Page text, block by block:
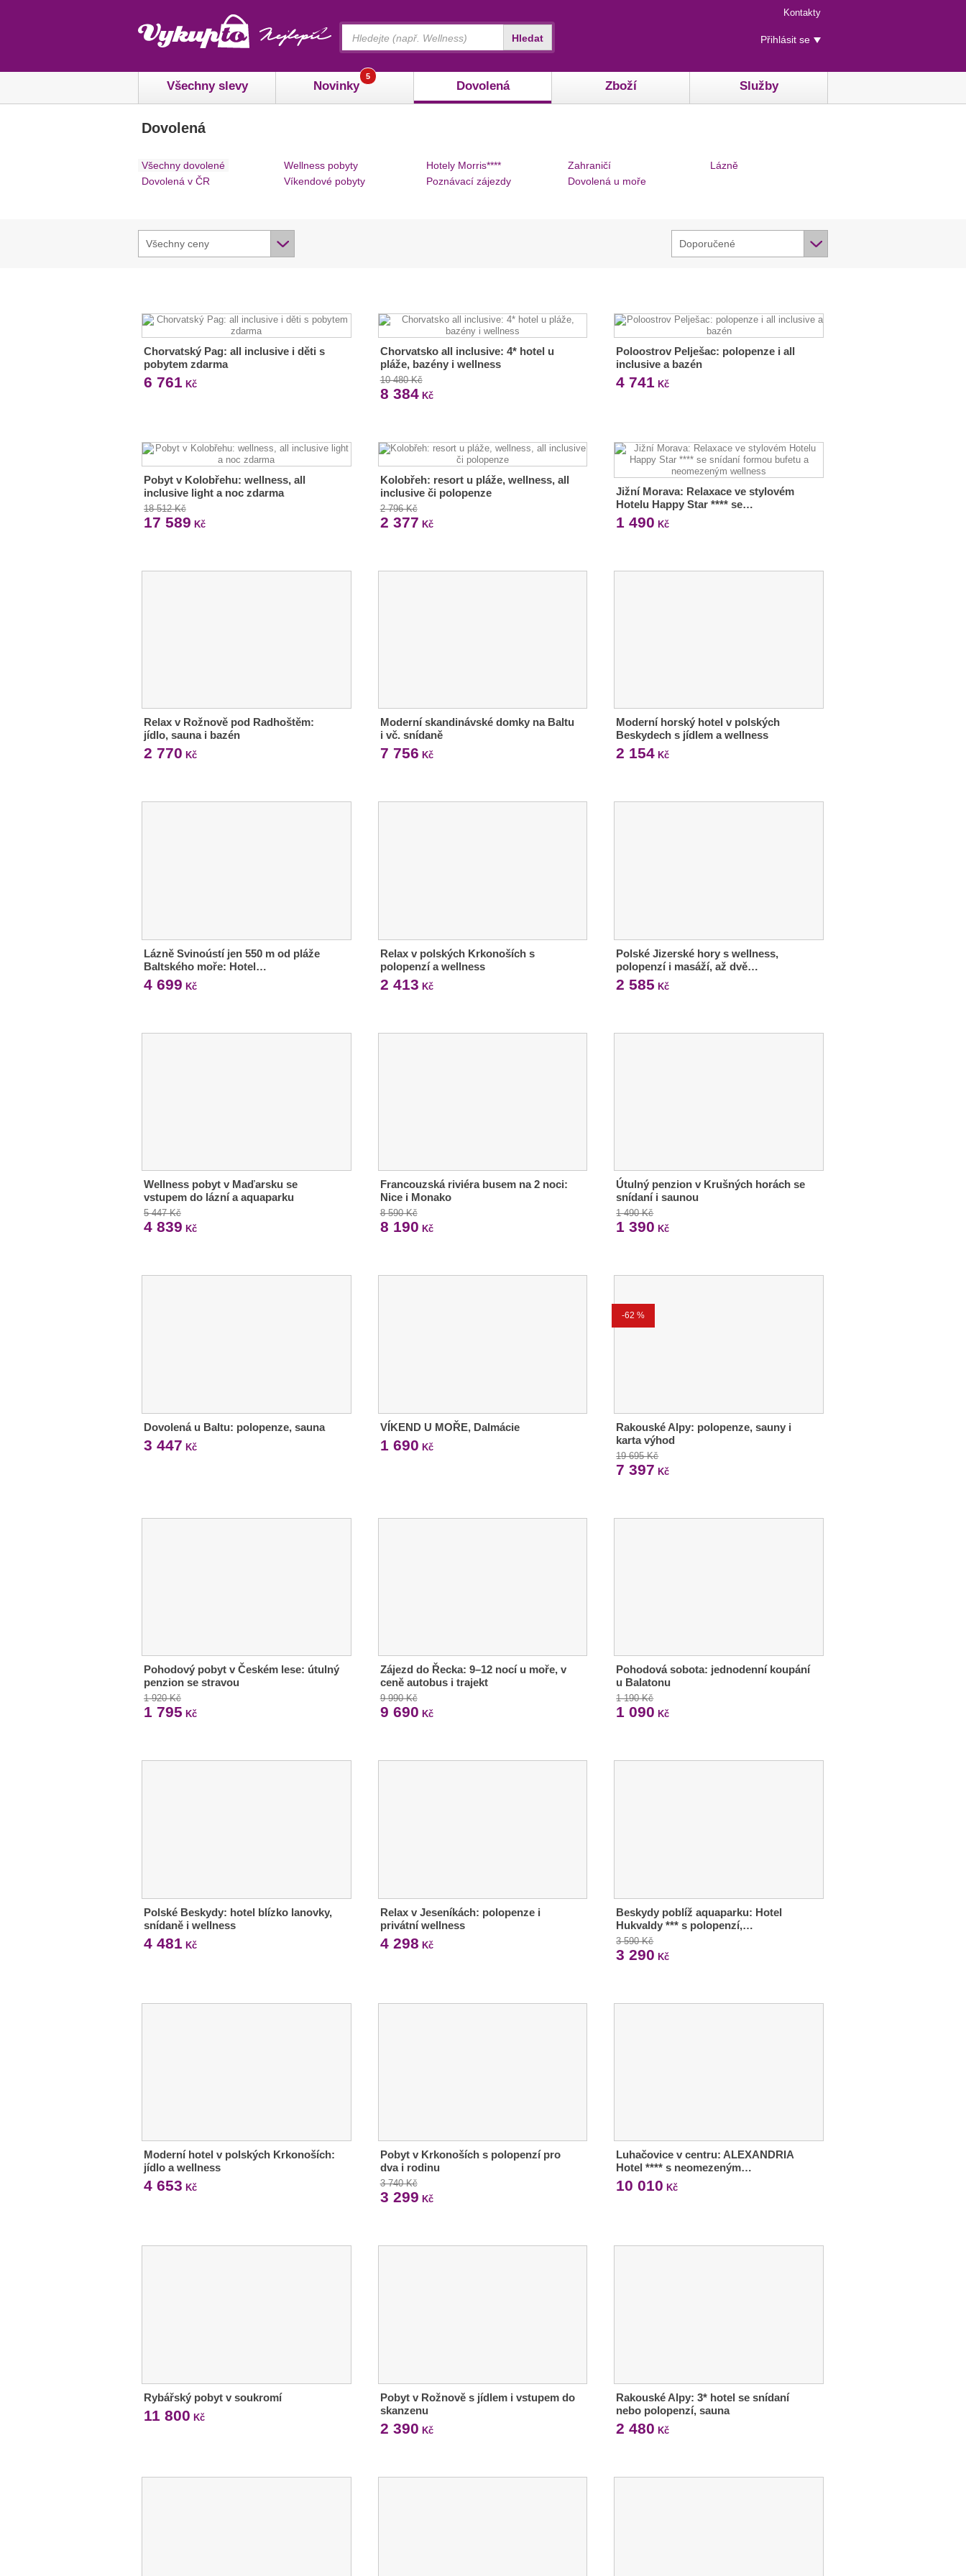
Menu
rychlého
přístupu
Kontakty
Uživatelské
menu
Přihlásit se
Všechny slevy Novinky
5
Dovolená Zboží Služby
Hledat
Dovolená
Všechny dovolené
Dovolená v ČR
Wellness pobyty
Víkendové pobyty
Hotely Morris****
Poznávací zájezdy
Zahraničí
Dovolená u moře
Lázně
Všechny ceny Doporučené
Chorvatský Pag: all inclusive i děti s
pobytem zdarma
6 761 Kč
Chorvatsko all inclusive: 4* hotel u
pláže, bazény i wellness
10 480 Kč
8 384Kč
Poloostrov Pelješac: polopenze i all
inclusive a bazén
4 741 Kč
Pobyt v Kolobřehu: wellness, all
inclusive light a noc zdarma
18 512 Kč
17 589 Kč
Kolobřeh: resort u pláže, wellness, all
inclusive či polopenze
2 796 Kč
2 377 Kč
Jižní Morava: Relaxace ve stylovém
Hotelu Happy Star **** se…
1 490 Kč
Relax v Rožnově pod Radhoštěm:
jídlo, sauna i bazén
2 770 Kč
Moderní skandinávské domky na Baltu
i vč. snídaně
7 756 Kč
Moderní horský hotel v polských
Beskydech s jídlem a wellness
2 154 Kč
Lázně Svinoústí jen 550 m od pláže
Baltského moře: Hotel…
4 699 Kč
Relax v polských Krkonoších s
polopenzí a wellness
2 413 Kč
Polské Jizerské hory s wellness,
polopenzí i masáží, až dvě…
2 585 Kč
Wellness pobyt v Maďarsku se
vstupem do lázní a aquaparku
5 447 Kč
4 839 Kč
Francouzská riviéra busem na 2 noci:
Nice i Monako
8 590 Kč
8 190 Kč
Útulný penzion v Krušných horách se
snídaní i saunou
1 490 Kč
1 390 Kč
Dovolená u Baltu: polopenze, sauna
3 447 Kč
VÍKEND U MOŘE, Dalmácie
1 690 Kč
-62 %
Rakouské Alpy: polopenze, sauny i
karta výhod
19 695 Kč
7 397 Kč
Pohodový pobyt v Českém lese: útulný
penzion se stravou
1 920 Kč
1 795 Kč
Zájezd do Řecka: 9–12 nocí u moře, v
ceně autobus i trajekt
9 990 Kč
9 690 Kč
Pohodová sobota: jednodenní koupání
u Balatonu
1 190 Kč
1 090 Kč
Polské Beskydy: hotel blízko lanovky,
snídaně i wellness
4 481 Kč
Relax v Jeseníkách: polopenze i
privátní wellness
4 298 Kč
Beskydy poblíž aquaparku: Hotel
Hukvaldy *** s polopenzí,…
3 590 Kč
3 290 Kč
Moderní hotel v polských Krkonoších:
jídlo a wellness
4 653 Kč
Pobyt v Krkonoších s polopenzí pro
dva i rodinu
3 740 Kč
3 299 Kč
Luhačovice v centru: ALEXANDRIA
Hotel **** s neomezeným…
10 010 Kč
Rybářský pobyt v soukromí
11 800 Kč
Pobyt v Rožnově s jídlem i vstupem do
skanzenu
2 390 Kč
Rakouské Alpy: 3* hotel se snídaní
nebo polopenzí, sauna
2 480 Kč